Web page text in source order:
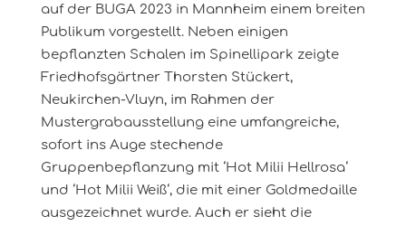
auf der BUGA 2023 in Mannheim einem breiten
Publikum vorgestellt. Neben einigen
bepflanzten Schalen im Spinellipark zeigte
Friedhofsgärtner Thorsten Stückert,
Neukirchen-Vluyn, im Rahmen der
Mustergrabausstellung eine umfangreiche,
sofort ins Auge stechende
Gruppenbepflanzung mit ‘Hot Milii Hellrosa‘
und ‘Hot Milii Weiß‘, die mit einer Goldmedaille
ausgezeichnet wurde. Auch er sieht die